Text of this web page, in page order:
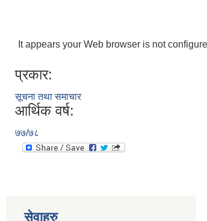
It appears your Web browser is not
प्रकार:
सूचना तथा समाचार
आर्थिक वर्ष:
७७/७८
सेवाहरु